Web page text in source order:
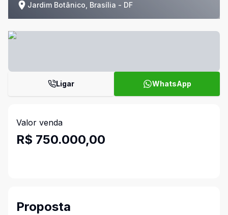
Jardim Botânico, Brasília - DF
Ligar WhatsApp
Valor venda
R$ 750.000,00
Proposta